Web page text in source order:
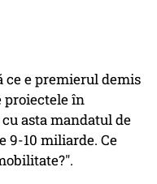
ce e premierul demis
proiectele în
asta mandatul de
9-10 miliarde. Ce